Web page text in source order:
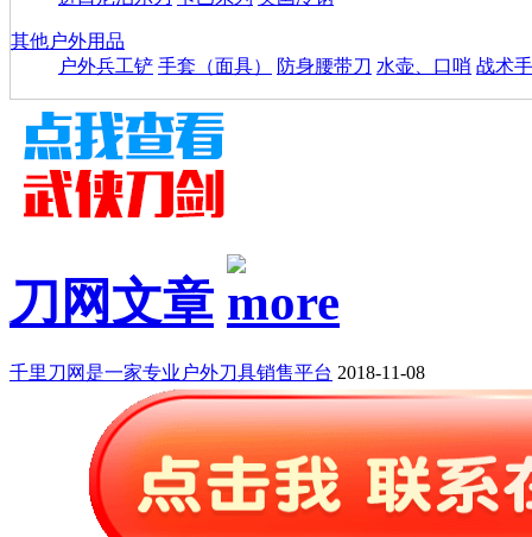
其他户外用品
户外兵工铲 手套（面具） 防身腰带刀 水壶、口哨 战术
刀网文章
千里刀网是一家专业户外刀具销售平台 2018-11-08